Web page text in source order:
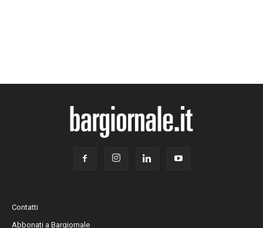
Contatti
Abbonati a Bargiornale